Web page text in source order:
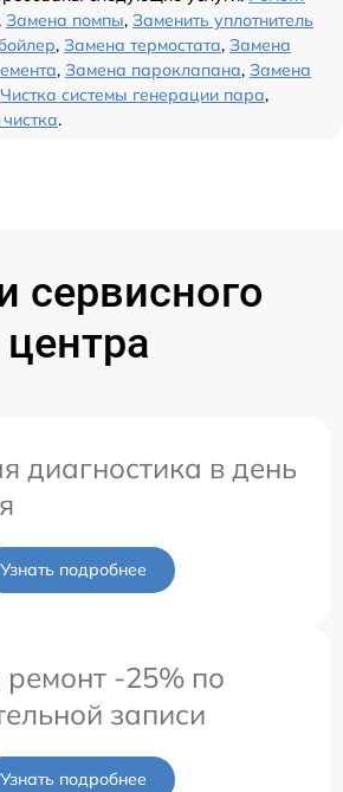
Замена помпы, Заменить уплотнитель
, Замена термостата, Замена
, Замена пароклапана, Замена
Чистка системы генерации пара,
.
сервисного
центра
диагностика в день
Узнать подробнее
-25% по
записи
Узнать подробнее